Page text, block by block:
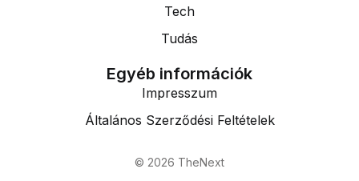
Tech
Tudás
Egyéb információk
Impresszum
Általános Szerződési Feltételek
© 2026 TheNext